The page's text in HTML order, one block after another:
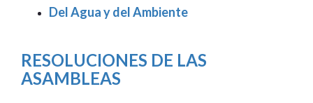
Del Agua y del Ambiente
RESOLUCIONES DE LAS
ASAMBLEAS